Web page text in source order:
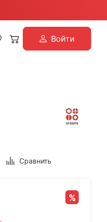
Войти
Сравнить